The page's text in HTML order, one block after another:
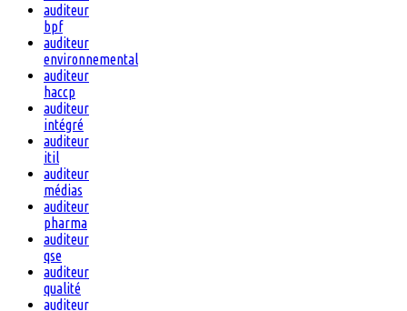
auditeur
bpf
auditeur
environnemental
auditeur
haccp
auditeur
intégré
auditeur
itil
auditeur
médias
auditeur
pharma
auditeur
qse
auditeur
qualité
auditeur